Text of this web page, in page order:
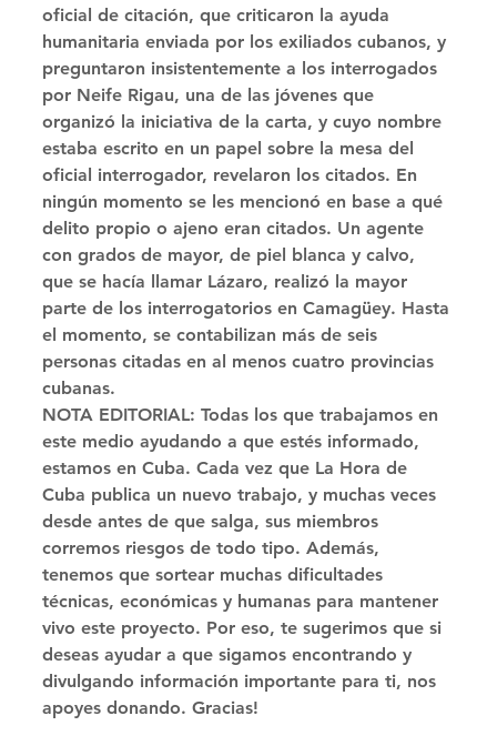
oficial de citación, que criticaron la ayuda
humanitaria enviada por los exiliados cubanos, y
preguntaron insistentemente a los interrogados
por Neife Rigau, una de las jóvenes que
organizó la iniciativa de la carta, y cuyo nombre
estaba escrito en un papel sobre la mesa del
oficial interrogador, revelaron los citados. En
ningún momento se les mencionó en base a qué
delito propio o ajeno eran citados. Un agente
con grados de mayor, de piel blanca y calvo,
que se hacía llamar Lázaro, realizó la mayor
parte de los interrogatorios en Camagüey. Hasta
el momento, se contabilizan más de seis
personas citadas en al menos cuatro provincias
cubanas.
NOTA EDITORIAL: Todas los que trabajamos en
este medio ayudando a que estés informado,
estamos en Cuba. Cada vez que La Hora de
Cuba publica un nuevo trabajo, y muchas veces
desde antes de que salga, sus miembros
corremos riesgos de todo tipo. Además,
tenemos que sortear muchas dificultades
técnicas, económicas y humanas para mantener
vivo este proyecto. Por eso, te sugerimos que si
deseas ayudar a que sigamos encontrando y
divulgando información importante para ti, nos
apoyes donando. Gracias!